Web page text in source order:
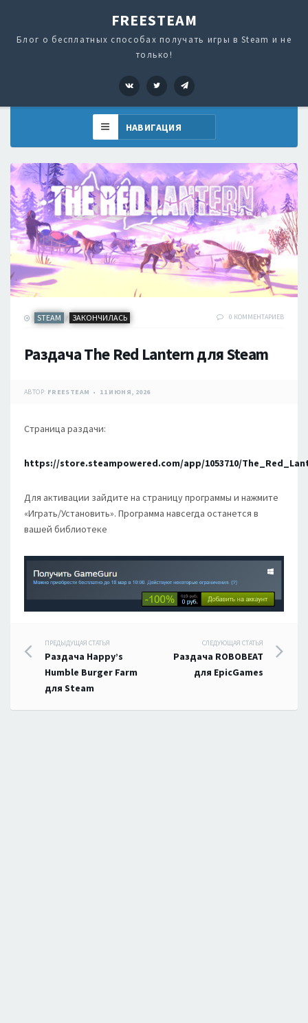
FREESTEAM
Блог о бесплатных способах получать игры в Steam и не
только!
VK Twitter
STEAM / ЗАКОНЧИЛАСЬ 0 КОММЕНТАРИЕВ
Раздача The Red Lantern для Steam
АВТОР: FREESTEAM 11 ИЮНЯ, 2026
Страница раздачи:
https://store.steampowered.com/app/1053710/
Для активации зайдите на страницу программы и нажмите
«Играть/Установить». Программа навсегда останется в
вашей библиотеке
Навигация
по
записям
ПРЕДЫДУЩАЯ СТАТЬЯ
Раздача Happy’s
Humble Burger Farm
для Steam
СЛЕДУЮЩАЯ СТАТЬЯ
Раздача ROBOBEAT
для EpicGames